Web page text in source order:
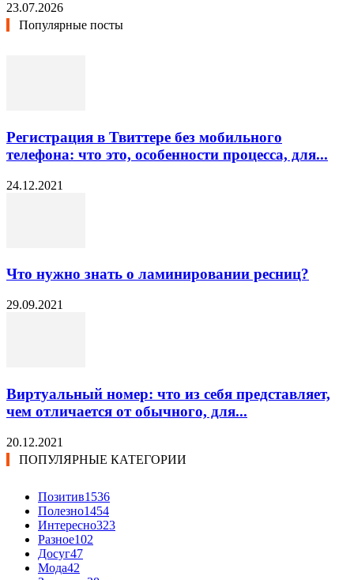
23.07.2026
Популярные посты
Регистрация в Твиттере без мобильного
телефона: что это, особенности процесса, для...
24.12.2021
Что нужно знать о ламинировании ресниц?
29.09.2021
Виртуальный номер: что из себя представляет,
чем отличается от обычного, для...
20.12.2021
ПОПУЛЯРНЫЕ КАТЕГОРИИ
Позитив1536
Полезно1454
Интересно323
Разное102
Досуг47
Мода42